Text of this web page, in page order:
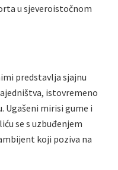
u sjeveroistočnom
predstavlja sjajnu
istovremeno
mirisi gume i
se s uzbuđenjem
koji poziva na